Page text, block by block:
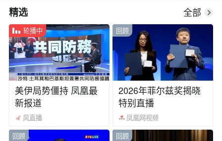
今天 19:40
会开幕式
预约
08-11 16:00
2026年龙华区"政务+直播"活
动第二期（总第13期）
预约
今天 19:31
2026“东北超”第6轮 哈尔滨
VS通辽
精选 全部
轮播中
美伊局势僵持 凤凰最
新报道
风直播
回顾
2026年菲尔兹奖揭晓
特别直播
凤凰网视频
回顾
回顾